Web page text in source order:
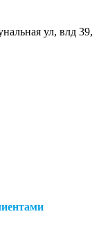
ул, влд 39,